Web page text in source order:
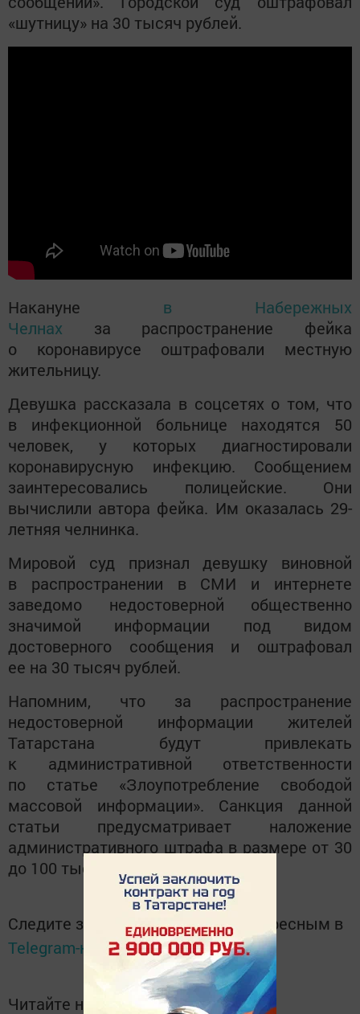
«шутницу» на 30 тысяч рублей.
Накануне в Набережных
Челнах за распространение фейка
о коронавирусе оштрафовали местную
жительницу.
Девушка рассказала в соцсетях о том, что
в инфекционной больнице находятся 50
человек, у которых диагностировали
коронавирусную инфекцию. Сообщением
заинтересовались полицейские. Они
вычислили автора фейка. Им оказалась 29-
летняя челнинка.
Мировой суд признал девушку виновной
в распространении в СМИ и интернете
заведомо недостоверной общественно
значимой информации под видом
достоверного сообщения и оштрафовал
ее на 30 тысяч рублей.
Напомним, что за распространение
недостоверной информации жителей
Татарстана будут привлекать
к административной ответственности
по статье «Злоупотребление свободой
массовой информации». Санкция данной
статьи предусматривает наложение
административного штрафа в размере от 30
до 100 тысяч рублей.
Следите за самым важным и интересным в
Telegram-каналеТатмедиа
Читайте новости Татарстана в